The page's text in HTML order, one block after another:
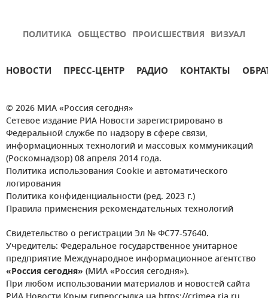
ПОЛИТИКА ОБЩЕСТВО ПРОИСШЕСТВИЯ ВИЗУАЛ
НОВОСТИ ПРЕСС-ЦЕНТР РАДИО КОНТАКТЫ
© 2026 МИА «Россия сегодня»
Сетевое издание РИА Новости зарегистрировано в
Федеральной службе по надзору в сфере связи,
информационных технологий и массовых коммуникаций
(Роскомнадзор) 08 апреля 2014 года.
Политика использования Cookie и автоматического
логирования
Политика конфиденциальности (ред. 2023 г.)
Правила применения рекомендательных технологий
Свидетельство о регистрации Эл № ФС77-57640.
Учредитель: Федеральное государственное унитарное
предприятие Международное информационное агентство
«Россия сегодня» (МИА «Россия сегодня»).
При любом использовании материалов и новостей сайта